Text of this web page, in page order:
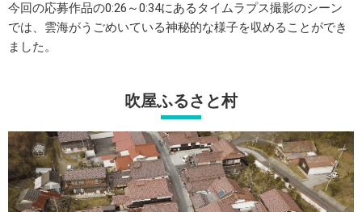
今回の応募作品の0:26～0:34にあるタイムラプス撮影のシーン
では、雲海がうごめいている神秘的な様子を収めることができ
ました。
吹屋ふるさと村